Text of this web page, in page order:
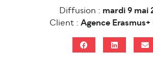
Diffusion : mardi 9 mai
Client :Agence